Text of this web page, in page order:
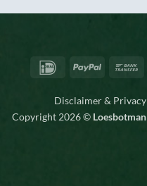
IDeal PayPal
Disclaimer & Privacy
Copyright 2026 © Loesbotman